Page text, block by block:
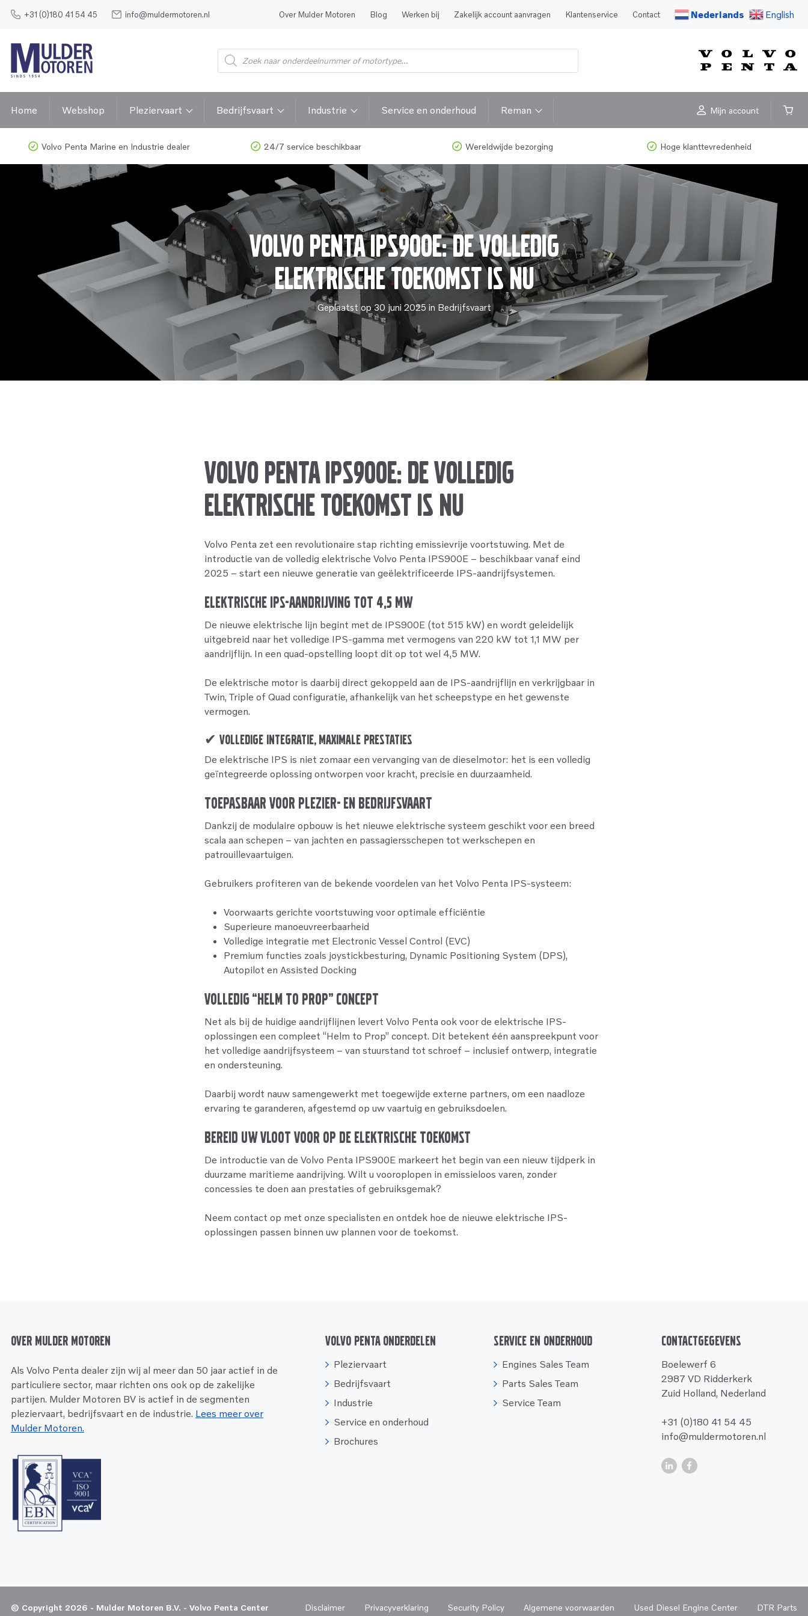
+31 (0)180 41 54 45 info@muldermotoren.nl Over Mulder Motoren Blog Werken bij Zakelijk account aanvragen Klantenservice Contact Nederlands English
Producten
zoeken
Home Webshop Pleziervaart Bedrijfsvaart Industrie Service en onderhoud Reman Mijn account
Volvo Penta Marine en Industrie dealer 24/7 service beschikbaar Wereldwijde bezorging Hoge klanttevredenheid
Volvo Penta IPS900E: De Volledig
Elektrische Toekomst is Nu
Geplaatst op 30 juni 2025 in Bedrijfsvaart
Volvo Penta IPS900E: De Volledig
Elektrische Toekomst is Nu
Volvo Penta zet een revolutionaire stap richting emissievrije voortstuwing. Met de
introductie van de volledig elektrische Volvo Penta IPS900E – beschikbaar vanaf eind
2025 – start een nieuwe generatie van geëlektrificeerde IPS-aandrijfsystemen.
Elektrische IPS-Aandrijving tot 4,5 MW
De nieuwe elektrische lijn begint met de IPS900E (tot 515 kW) en wordt geleidelijk
uitgebreid naar het volledige IPS-gamma met vermogens van 220 kW tot 1,1 MW per
aandrijflijn. In een quad-opstelling loopt dit op tot wel 4,5 MW.
De elektrische motor is daarbij direct gekoppeld aan de IPS-aandrijflijn en verkrijgbaar in
Twin, Triple of Quad configuratie, afhankelijk van het scheepstype en het gewenste
vermogen.
✔ Volledige integratie, maximale prestaties
De elektrische IPS is niet zomaar een vervanging van de dieselmotor: het is een volledig
geïntegreerde oplossing ontworpen voor kracht, precisie en duurzaamheid.
Toepasbaar voor Plezier- en Bedrijfsvaart
Dankzij de modulaire opbouw is het nieuwe elektrische systeem geschikt voor een breed
scala aan schepen – van jachten en passagiersschepen tot werkschepen en
patrouillevaartuigen.
Gebruikers profiteren van de bekende voordelen van het Volvo Penta IPS-systeem:
Voorwaarts gerichte voortstuwing voor optimale efficiëntie
Superieure manoeuvreerbaarheid
Volledige integratie met Electronic Vessel Control (EVC)
Premium functies zoals joystickbesturing, Dynamic Positioning System (DPS),
Autopilot en Assisted Docking
Volledig “Helm to Prop” Concept
Net als bij de huidige aandrijflijnen levert Volvo Penta ook voor de elektrische IPS-
oplossingen een compleet “Helm to Prop” concept. Dit betekent één aanspreekpunt voor
het volledige aandrijfsysteem – van stuurstand tot schroef – inclusief ontwerp, integratie
en ondersteuning.
Daarbij wordt nauw samengewerkt met toegewijde externe partners, om een naadloze
ervaring te garanderen, afgestemd op uw vaartuig en gebruiksdoelen.
Bereid Uw Vloot Voor op de Elektrische Toekomst
De introductie van de Volvo Penta IPS900E markeert het begin van een nieuw tijdperk in
duurzame maritieme aandrijving. Wilt u vooroplopen in emissieloos varen, zonder
concessies te doen aan prestaties of gebruiksgemak?
Neem contact op met onze specialisten en ontdek hoe de nieuwe elektrische IPS-
oplossingen passen binnen uw plannen voor de toekomst.
Over Mulder Motoren
Als Volvo Penta dealer zijn wij al meer dan 50 jaar actief in de
particuliere sector, maar richten ons ook op de zakelijke
partijen. Mulder Motoren BV is actief in de segmenten
pleziervaart, bedrijfsvaart en de industrie. Lees meer over
Mulder Motoren.
Volvo Penta onderdelen
Pleziervaart
Bedrijfsvaart
Industrie
Service en onderhoud
Brochures
Service en onderhoud
Engines Sales Team
Parts Sales Team
Service Team
Contactgegevens
Boelewerf 6
2987 VD Ridderkerk
Zuid Holland, Nederland
+31 (0)180 41 54 45
info@muldermotoren.nl
© Copyright 2026 - Mulder Motoren B.V. - Volvo Penta Center Disclaimer Privacyverklaring Security Policy Algemene voorwaarden Used Diesel Engine Center DTR Parts